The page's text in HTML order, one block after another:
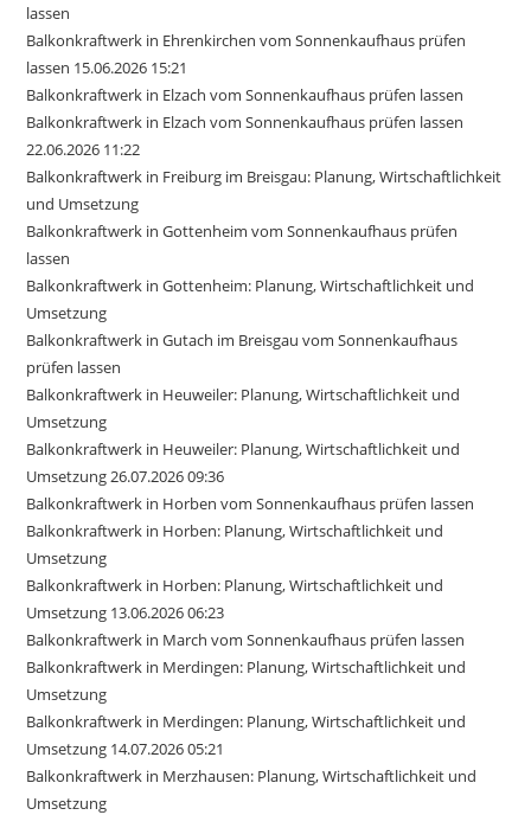
lassen
Balkonkraftwerk in Ehrenkirchen vom Sonnenkaufhaus prüfen
lassen 15.06.2026 15:21
Balkonkraftwerk in Elzach vom Sonnenkaufhaus prüfen lassen
Balkonkraftwerk in Elzach vom Sonnenkaufhaus prüfen lassen
22.06.2026 11:22
Balkonkraftwerk in Freiburg im Breisgau: Planung, Wirtschaftlichkeit
und Umsetzung
Balkonkraftwerk in Gottenheim vom Sonnenkaufhaus prüfen
lassen
Balkonkraftwerk in Gottenheim: Planung, Wirtschaftlichkeit und
Umsetzung
Balkonkraftwerk in Gutach im Breisgau vom Sonnenkaufhaus
prüfen lassen
Balkonkraftwerk in Heuweiler: Planung, Wirtschaftlichkeit und
Umsetzung
Balkonkraftwerk in Heuweiler: Planung, Wirtschaftlichkeit und
Umsetzung 26.07.2026 09:36
Balkonkraftwerk in Horben vom Sonnenkaufhaus prüfen lassen
Balkonkraftwerk in Horben: Planung, Wirtschaftlichkeit und
Umsetzung
Balkonkraftwerk in Horben: Planung, Wirtschaftlichkeit und
Umsetzung 13.06.2026 06:23
Balkonkraftwerk in March vom Sonnenkaufhaus prüfen lassen
Balkonkraftwerk in Merdingen: Planung, Wirtschaftlichkeit und
Umsetzung
Balkonkraftwerk in Merdingen: Planung, Wirtschaftlichkeit und
Umsetzung 14.07.2026 05:21
Balkonkraftwerk in Merzhausen: Planung, Wirtschaftlichkeit und
Umsetzung